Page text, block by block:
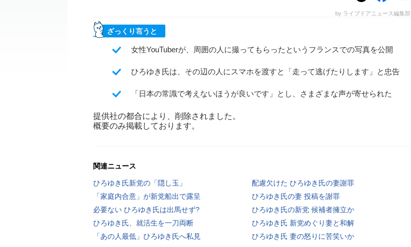
by ライブドアニュース編集部
ざっくり言うと
女性YouTuberが、周囲の人に撮ってもらったというフランスでの写真を公開
ひろゆき氏は、その辺の人にスマホを渡すと「走って逃げたりします」と忠告
「日本の常識で考えないほうが良いです」とし、さまざまな声が寄せられた
提供社の都合により、削除されました。
概要のみ掲載しております。
関連ニュース
ひろゆき氏新党の「隠し玉」
配慮欠けた ひろゆき氏の妻謝罪
「家庭内合意」が新党船出で露呈
ひろゆき氏の妻 投稿を謝罪
必要ない ひろゆき氏は出馬せず?
ひろゆき氏の新党 候補者擁立か
ひろゆき氏、就活生を一刀両断
ひろゆき氏 新党めぐり妻と和解
「あの人最低」ひろゆき氏へ私見
ひろゆき氏 妻の怒りに苦笑いか